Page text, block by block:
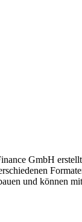
GmbH
und können